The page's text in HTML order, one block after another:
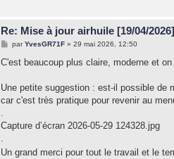
Re: Mise à jour airhuile [19/04/2026]
M
s
g
parYvesGR71F» 29 mai 2026, 12:50
C'est beaucoup plus claire, moderne et
Une petite suggestion : est-il possible de
car c'est très pratique pour revenir au
.
Capture d’écran 2026-05-29 124328.jpg
.
Un grand merci pour tout le travail et le